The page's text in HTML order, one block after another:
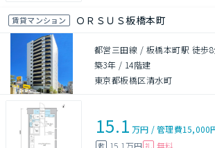
賃貸マンション ＯＲＳＵＳ板橋本町
都営三田線 / 板橋本町駅 徒歩
築3年 / 14階建
東京都板橋区清水町
15.1 万円 /管理費15,000
敷 15.1万円 礼 無料